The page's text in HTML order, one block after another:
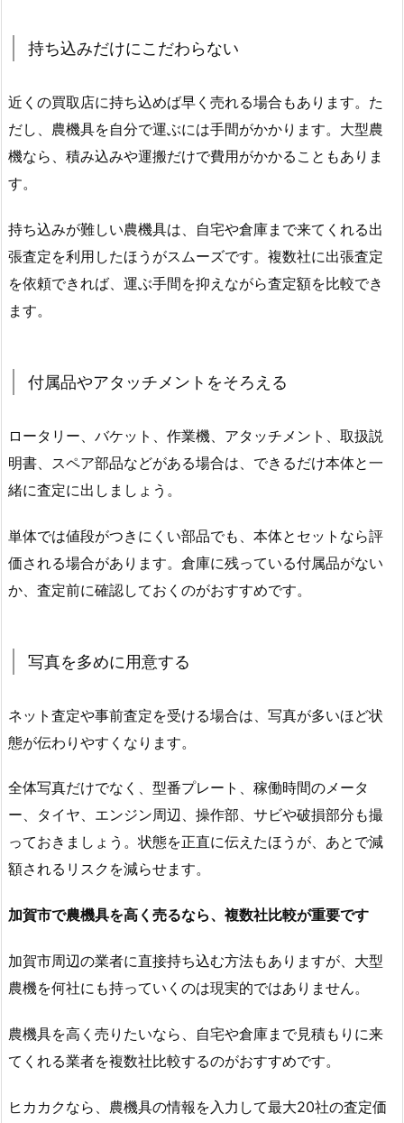
持ち込みだけにこだわらない
近くの買取店に持ち込めば早く売れる場合もあります。た
だし、農機具を自分で運ぶには手間がかかります。大型農
機なら、積み込みや運搬だけで費用がかかることもありま
す。
持ち込みが難しい農機具は、自宅や倉庫まで来てくれる出
張査定を利用したほうがスムーズです。複数社に出張査定
を依頼できれば、運ぶ手間を抑えながら査定額を比較でき
ます。
付属品やアタッチメントをそろえる
ロータリー、バケット、作業機、アタッチメント、取扱説
明書、スペア部品などがある場合は、できるだけ本体と一
緒に査定に出しましょう。
単体では値段がつきにくい部品でも、本体とセットなら評
価される場合があります。倉庫に残っている付属品がない
か、査定前に確認しておくのがおすすめです。
写真を多めに用意する
ネット査定や事前査定を受ける場合は、写真が多いほど状
態が伝わりやすくなります。
全体写真だけでなく、型番プレート、稼働時間のメータ
ー、タイヤ、エンジン周辺、操作部、サビや破損部分も撮
っておきましょう。状態を正直に伝えたほうが、あとで減
額されるリスクを減らせます。
加賀市で農機具を高く売るなら、複数社比較が重要です
加賀市周辺の業者に直接持ち込む方法もありますが、大型
農機を何社にも持っていくのは現実的ではありません。
農機具を高く売りたいなら、自宅や倉庫まで見積もりに来
てくれる業者を複数社比較するのがおすすめです。
ヒカカクなら、農機具の情報を入力して最大20社の査定価